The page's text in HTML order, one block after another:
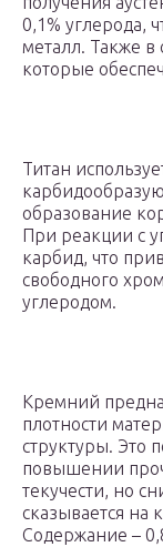
0,1% углерода,
металл. Также в
которые
Титан
образование
При реакции с
карбид, что
свободного
углеродом.
Кремний
плотности
структуры. Это
повышении
текучести, но
сказывается на
Содержание –